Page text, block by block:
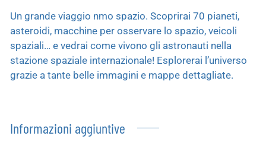
Un grande viaggio nmo spazio. Scoprirai 70 pianeti,
asteroidi, macchine per osservare lo spazio, veicoli
spaziali… e vedrai come vivono gli astronauti nella
stazione spaziale internazionale! Esplorerai l’universo
grazie a tante belle immagini e mappe dettagliate.
Informazioni aggiuntive